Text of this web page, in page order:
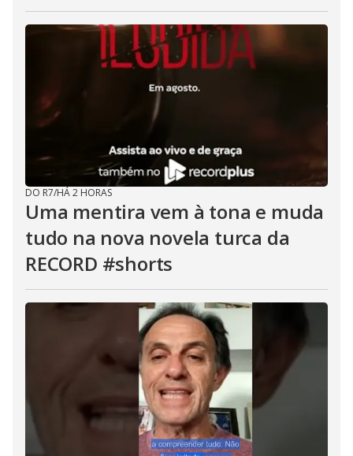
DO R7/HÁ 2 HORAS
Uma mentira vem à tona e muda
tudo na nova novela turca da
RECORD #shorts